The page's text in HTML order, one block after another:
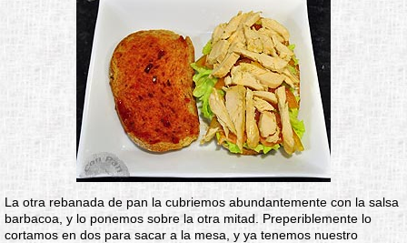
La otra rebanada de pan la cubriemos abundantemente con la salsa
barbacoa, y lo ponemos sobre la otra mitad. Preperiblemente lo
cortamos en dos para sacar a la mesa, y ya tenemos nuestro